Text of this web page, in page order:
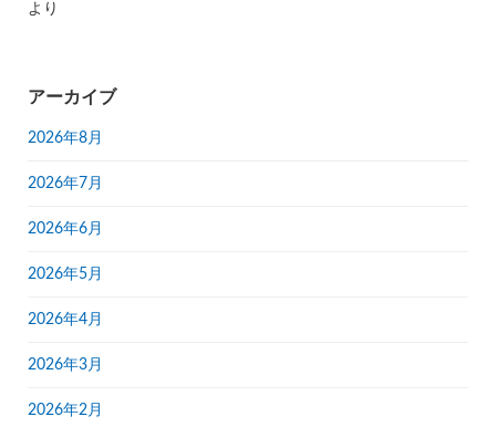
より
アーカイブ
2026年8月
2026年7月
2026年6月
2026年5月
2026年4月
2026年3月
2026年2月